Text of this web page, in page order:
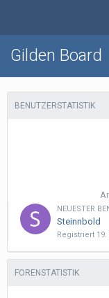
Gilden Board
BENUTZERSTATISTIK
NEUESTER
Steinnbold
Registriert
FORENSTATISTIK